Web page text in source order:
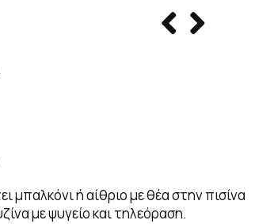
μπαλκόνι ή αίθριο με θέα στην πισίνα
με ψυγείο και τηλεόραση.